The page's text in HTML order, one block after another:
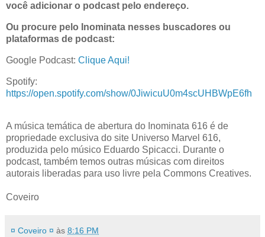
você adicionar o podcast pelo endereço.
Ou procure pelo Inominata nesses buscadores ou
plataformas de podcast:
Google Podcast: Clique Aqui!
Spotify:
https://open.spotify.com/show/0JiwicuU0m4scUHBWpE6fh
A música temática de abertura do Inominata 616 é de
propriedade exclusiva do site Universo Marvel 616,
produzida pelo músico Eduardo Spicacci. Durante o
podcast, também temos outras músicas com direitos
autorais liberadas para uso livre pela Commons Creatives.
Coveiro
¤ Coveiro ¤ às 8:16 PM